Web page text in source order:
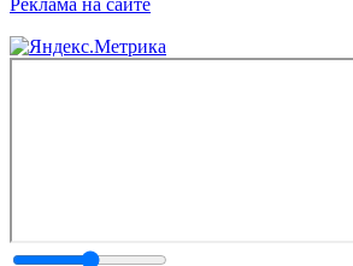
Реклама на сайте